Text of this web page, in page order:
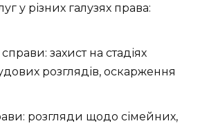
у різних галузях права:
захист на стадіях
розглядів, оскарження
розгляди щодо сімейних,